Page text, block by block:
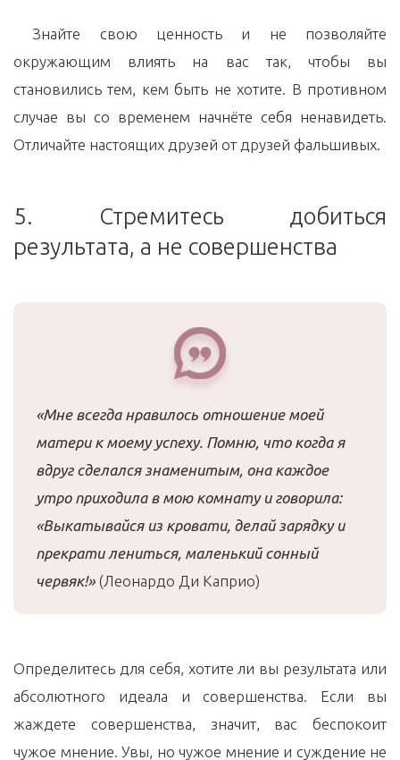
Знайте свою ценность и не позволяйте
окружающим влиять на вас так, чтобы вы
становились тем, кем быть не хотите. В противном
случае вы со временем начнёте себя ненавидеть.
Отличайте настоящих друзей от друзей фальшивых.
5. Стремитесь добиться
результата, а не совершенства
«Мне всегда нравилось отношение моей
матери к моему успеху. Помню, что когда я
вдруг сделался знаменитым, она каждое
утро приходила в мою комнату и говорила:
«Выкатывайся из кровати, делай зарядку и
прекрати лениться, маленький сонный
червяк!» (Леонардо Ди Каприо)
Определитесь для себя, хотите ли вы результата или
абсолютного идеала и совершенства. Если вы
жаждете совершенства, значит, вас беспокоит
чужое мнение. Увы, но чужое мнение и суждение не